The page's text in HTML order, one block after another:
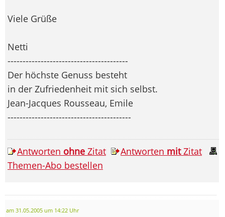
Viele Grüße
Netti
----------------------------------------
Der höchste Genuss besteht
in der Zufriedenheit mit sich selbst.
Jean-Jacques Rousseau, Emile
-----------------------------------------
Antworten ohne Zitat Antworten mitZitat
Themen-Abo bestellen
am 31.05.2005 um 14:22 Uhr